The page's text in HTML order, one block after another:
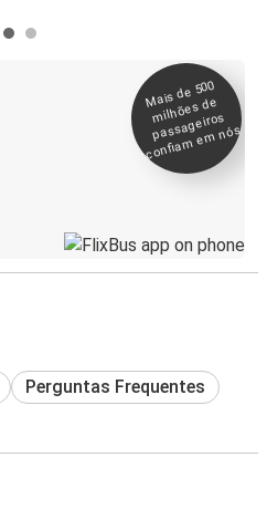
Mais de 500
milhões de
passageiros
confia
m e
m nós
Perguntas Frequentes